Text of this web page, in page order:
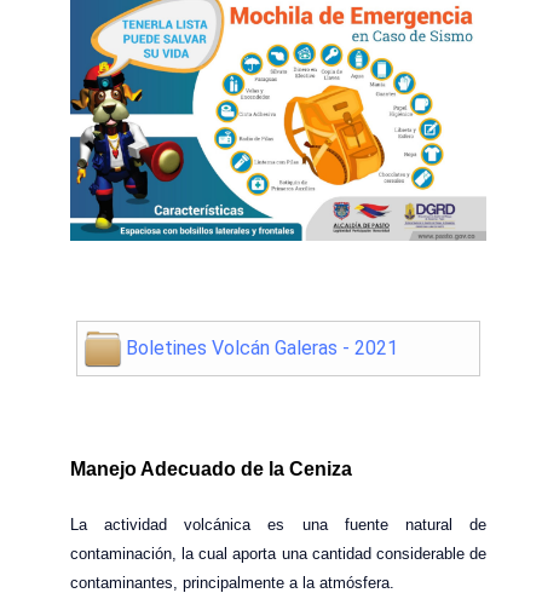
Boletines Volcán Galeras - 2021
Manejo Adecuado de la Ceniza
La actividad volcánica es una fuente natural de
contaminación, la cual aporta una cantidad considerable de
contaminantes, principalmente a la atmósfera.